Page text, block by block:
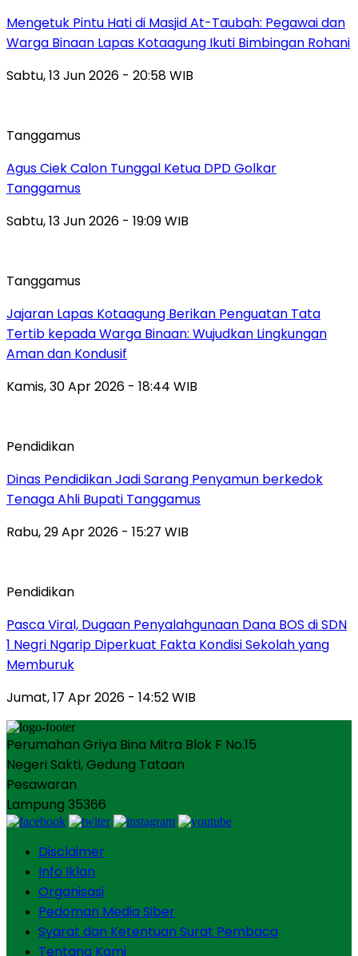
Mengetuk Pintu Hati di Masjid At-Taubah: Pegawai dan
Warga Binaan Lapas Kotaagung Ikuti Bimbingan Rohani
Sabtu, 13 Jun 2026 - 20:58 WIB
Tanggamus
Agus Ciek Calon Tunggal Ketua DPD Golkar
Tanggamus
Sabtu, 13 Jun 2026 - 19:09 WIB
Tanggamus
Jajaran Lapas Kotaagung Berikan Penguatan Tata
Tertib kepada Warga Binaan: Wujudkan Lingkungan
Aman dan Kondusif
Kamis, 30 Apr 2026 - 18:44 WIB
Pendidikan
Dinas Pendidikan Jadi Sarang Penyamun berkedok
Tenaga Ahli Bupati Tanggamus
Rabu, 29 Apr 2026 - 15:27 WIB
Pendidikan
Pasca Viral, Dugaan Penyalahgunaan Dana BOS di SDN
1 Negri Ngarip Diperkuat Fakta Kondisi Sekolah yang
Memburuk
Jumat, 17 Apr 2026 - 14:52 WIB
Perumahan Griya Bina Mitra Blok F No.15
Negeri Sakti, Gedung Tataan
Pesawaran
Lampung 35366
Disclaimer
Info Iklan
Organisasi
Pedoman Media Siber
Syarat dan Ketentuan Surat Pembaca
Tentang Kami